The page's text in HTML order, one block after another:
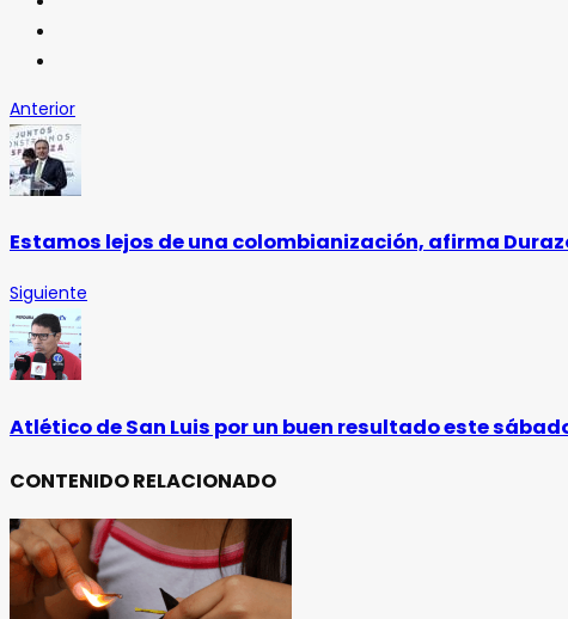
Anterior
Estamos lejos de una colombianización, afirma
Siguiente
Atlético de San Luis por un buen resultado este
CONTENIDO RELACIONADO